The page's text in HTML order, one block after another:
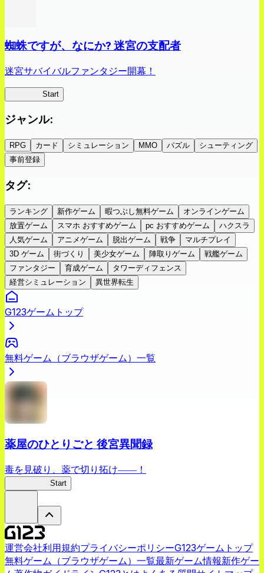
蜘蛛ですが、なにか? 迷宮の支配者
迷宮サバイバルファンタジー開幕！
Start
ジャンル:
RPG カード シミュレーション MMO パズル
シューティング
事前登録
タグ:
ランキング 新作ゲーム 暇つぶし無料ゲーム
オンラインゲーム
放置ゲーム
スマホ おすすめゲーム pc おすすめゲーム
ハクスラ
人気ゲーム
アニメゲーム 脱出ゲーム 戦争
マルチプレイ
3D ゲーム
街づくり 美少女ゲーム 陣取りゲーム
戦艦ゲーム
ファンタジー
育成ゲーム
タワーディフェンス
経営シミュレーション
異世界転生
G123ゲームトップ
無料ゲーム（ブラウザゲーム）一覧
薬屋のひとりごと 後宮異聞録
毒を見破り、薬で切り拓け――！
Start
運営会社利用規約プライバシーポリシーG123ゲームトップ
無料ゲーム（ブラウザゲーム）一覧最新ゲーム情報新作ゲー